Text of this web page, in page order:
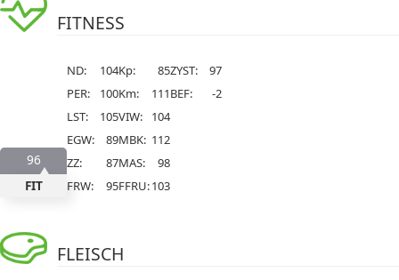
FITNESS
96
FIT
ND:
104
PER:
100
LST:
105
EGW:
89
ZZ:
87
FRW:
95
Kp:
85
Km:
111
VIW:
104
MBK: 112
MAS:
98
FFRU:103
ZYST:
97
BEF:
-2
FLEISCH